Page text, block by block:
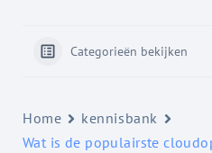
Categorieën bekijken
Home
kennisbank
Wat is de populairste